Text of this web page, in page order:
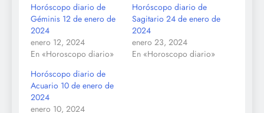
Horóscopo diario de
Géminis 12 de enero de
2024
enero 12, 2024
En «Horoscopo diario»
Horóscopo diario de
Sagitario 24 de enero de
2024
enero 23, 2024
En «Horoscopo diario»
Horóscopo diario de
Acuario 10 de enero de
2024
enero 10, 2024